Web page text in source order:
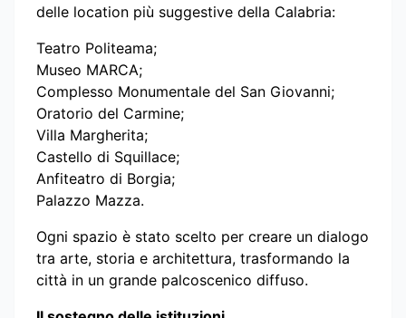
delle location più suggestive della Calabria:
Teatro Politeama;
Museo MARCA;
Complesso Monumentale del San Giovanni;
Oratorio del Carmine;
Villa Margherita;
Castello di Squillace;
Anfiteatro di Borgia;
Palazzo Mazza.
Ogni spazio è stato scelto per creare un dialogo
tra arte, storia e architettura, trasformando la
città in un grande palcoscenico diffuso.